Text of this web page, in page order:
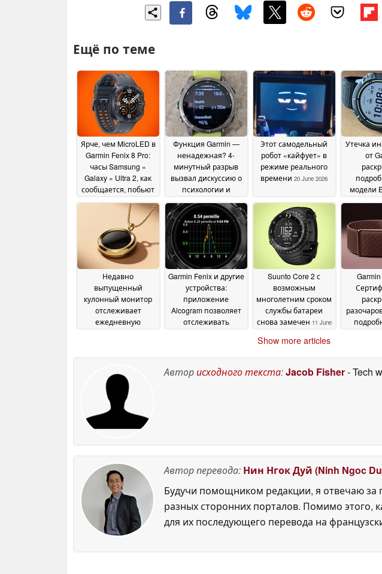
Ещё по теме
Ярче, чем MicroLED в
Garmin Fenix 8 Pro:
часы Samsung «
Galaxy » Ultra 2, как
сообщается, побьют
29 June 2026
Функция Garmin —
ненадежная? 4-
минутный разрыв
вызвал дискуссию о
психологии и
результатах
22 June
2026
Этот самодельный
робот «кайфует» в
режиме реального
времени 20 June 2026
Утечка
от
модели
Недавно
выпущенный
кулонный монитор
отслеживает
ежедневную
June 2026
Garmin Fenix и другие
устройства:
приложение
Alcogram позволяет
отслеживать
Suunto Core 2 с
возможным
многолетним сроком
службы батареи
снова замечен 11 June
Show more articles
Авторисходного текста:Jacob Fisher- Tech
Автор перевода: Нин Нгок Дуй (Ninh Ngoc
Будучи помощником редакции, я отвечаю
разных сторонних порталов. Помимо этого,
для их последующего перевода на